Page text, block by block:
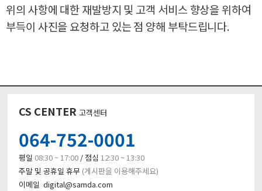
위의 사항에 대한 재발방지 및 고객 서비스 향상을 위하여
부득이 사진을 요청하고 있는 점 양해 부탁드립니다.
CS CENTER고객센터
064-752-0001
평일 08:30 ~ 17:00 / 점심12:30 ~ 13:30
주말 및 공휴일 휴무 (게시판을 이용해주세요)
이메일 digital@samda.com